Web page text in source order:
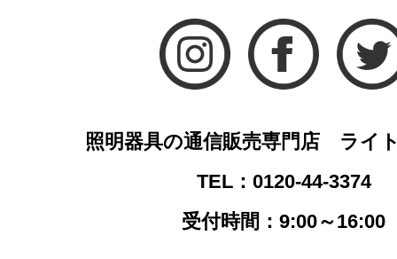
照明器具の通信販売専門店 ライ
TEL：0120-44-3374
受付時間：9:00～16:00